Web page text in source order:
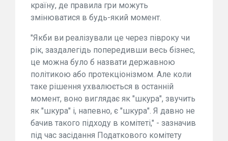
країну, де правила гри можуть
змінюватися в будь-який момент.
"Якби ви реалізували це через півроку чи
рік, заздалегідь попередивши весь бізнес,
це можна було б назвати державною
політикою або протекціонізмом. Але коли
таке рішення ухвалюється в останній
момент, воно виглядає як "шкура", звучить
як "шкура" і, напевно, є "шкура". Я давно не
бачив такого підходу в комітеті," - зазначив
під час засідання Податкового комітету